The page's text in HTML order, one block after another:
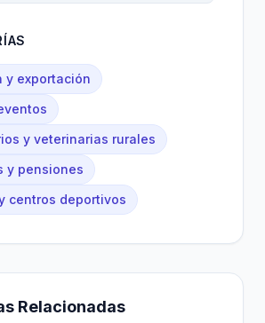
y exportación
y veterinarias rurales
y pensiones
centros deportivos
Relacionadas